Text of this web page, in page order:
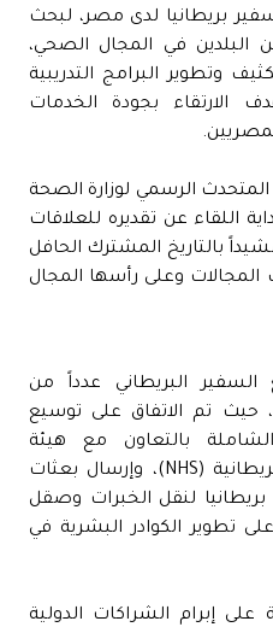
بريطانيا لدى مصر، لبحث
البلدين في المجال الصحي،
وتطوير البرامج التدريبية
الارتقاء بجودة الخدمات
المتحدث الرسمي لوزارة الصحة
اللقاء عن تقديره للعلاقات
بالتاريخ المشترك الحافل
وعلى رأسها المجال
البريطاني عدداً من
حيث تم الاتفاق على توسيع
بالتعاون مع هيئة
الخدمات الوطنية الصحية البريطانية (NHS)، وإرسال بعثات
بريطانيا لنقل الخبرات وصقل
تطوير الكوادر البشرية في
إبرام الشراكات الدولية